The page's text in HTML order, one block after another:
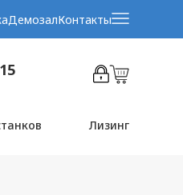
ДемозалКонтакты
Лизинг